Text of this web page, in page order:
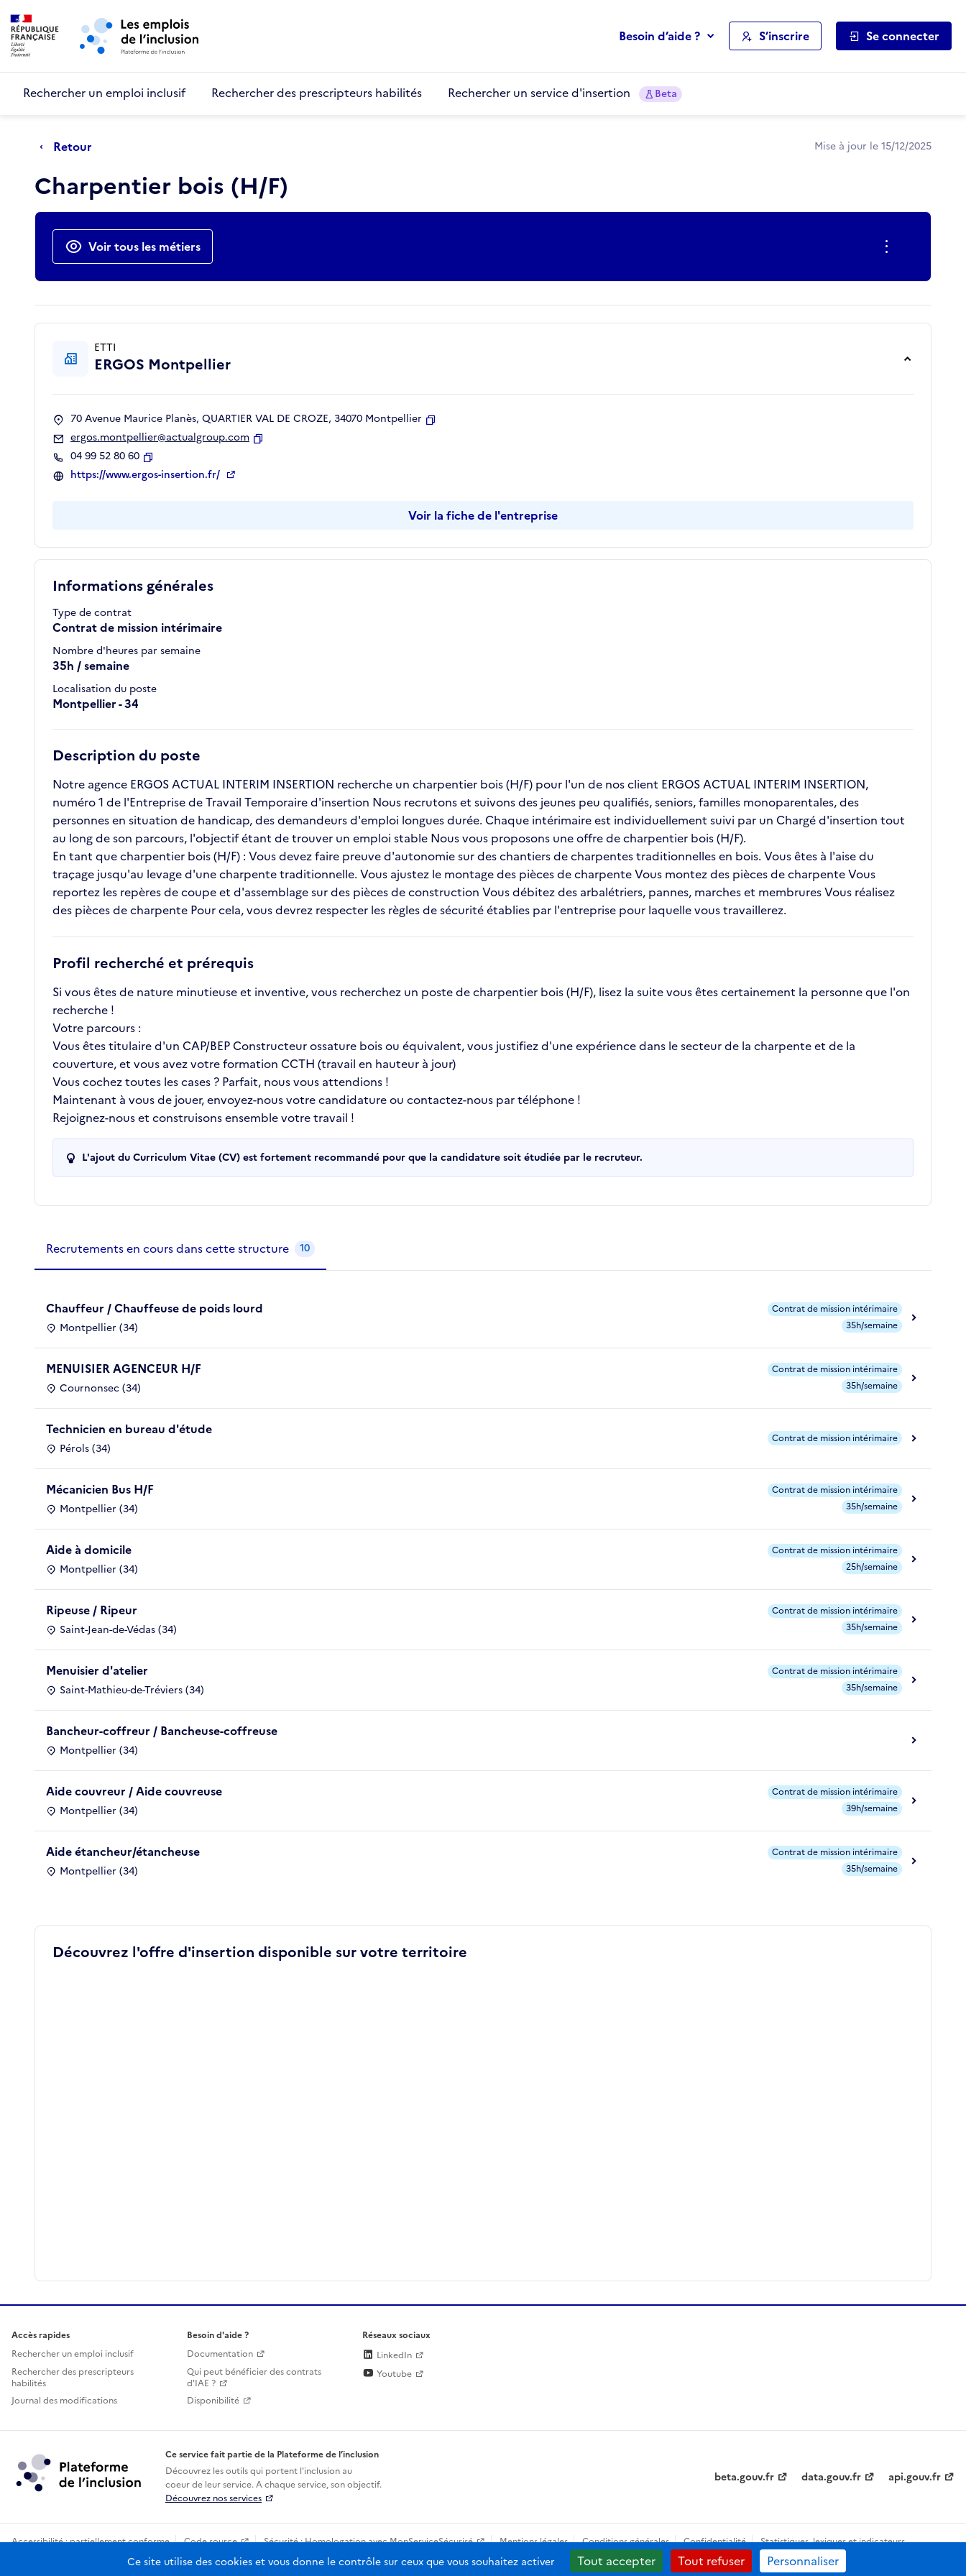
Aller au menu principal
Besoin d’aide ? S’inscrire Se connecter
Rechercher un emploi inclusif Rechercher des prescripteurs habilités Rechercher un service d'insertion Beta
Retour Mise à jour le 15/12/2025
Charpentier bois (H/F)
Actions rapides
Voir tous les métiers
Informations générales
Type de contrat
Contrat de mission intérimaire
Nombre d'heures par semaine
35h / semaine
Localisation du poste
Montpellier - 34
Description du poste
Notre agence ERGOS ACTUAL INTERIM INSERTION recherche un charpentier bois (H/F) pour l'un de nos client ERGOS ACTUAL INTERIM INSERTION,
numéro 1 de l'Entreprise de Travail Temporaire d'insertion Nous recrutons et suivons des jeunes peu qualifiés, seniors, familles monoparentales, des
personnes en situation de handicap, des demandeurs d'emploi longues durée. Chaque intérimaire est individuellement suivi par un Chargé d'insertion tout
au long de son parcours, l'objectif étant de trouver un emploi stable Nous vous proposons une offre de charpentier bois (H/F).
En tant que charpentier bois (H/F) : Vous devez faire preuve d'autonomie sur des chantiers de charpentes traditionnelles en bois. Vous êtes à l'aise du
traçage jusqu'au levage d'une charpente traditionnelle. Vous ajustez le montage des pièces de charpente Vous montez des pièces de charpente Vous
reportez les repères de coupe et d'assemblage sur des pièces de construction Vous débitez des arbalétriers, pannes, marches et membrures Vous réalisez
des pièces de charpente Pour cela, vous devrez respecter les règles de sécurité établies par l'entreprise pour laquelle vous travaillerez.
Profil recherché et prérequis
Si vous êtes de nature minutieuse et inventive, vous recherchez un poste de charpentier bois (H/F), lisez la suite vous êtes certainement la personne que l'on
recherche !
Votre parcours :
Vous êtes titulaire d'un CAP/BEP Constructeur ossature bois ou équivalent, vous justifiez d'une expérience dans le secteur de la charpente et de la
couverture, et vous avez votre formation CCTH (travail en hauteur à jour)
Vous cochez toutes les cases ? Parfait, nous vous attendions !
Maintenant à vous de jouer, envoyez-nous votre candidature ou contactez-nous par téléphone !
Rejoignez-nous et construisons ensemble votre travail !
L'ajout du Curriculum Vitae (CV) est fortement recommandé pour que la candidature soit étudiée par le recruteur.
ETTI
ERGOS Montpellier
70 Avenue Maurice Planès, QUARTIER VAL DE CROZE, 34070 Montpellier
ergos.montpellier@actualgroup.com
04 99 52 80 60
Copier
https://www.ergos-insertion.fr/
Voir la fiche de l'entreprise
Recrutements de la structure
Recrutements en cours dans cette structure 10
Chauffeur / Chauffeuse de poids lourd
Montpellier (34)
Contrat de mission intérimaire
35h/semaine
MENUISIER AGENCEUR H/F
Cournonsec (34)
Contrat de mission intérimaire
35h/semaine
Technicien en bureau d'étude
Pérols (34)
Contrat de mission intérimaire
Mécanicien Bus H/F
Montpellier (34)
Contrat de mission intérimaire
35h/semaine
Aide à domicile
Montpellier (34)
Contrat de mission intérimaire
25h/semaine
Ripeuse / Ripeur
Saint-Jean-de-Védas (34)
Contrat de mission intérimaire
35h/semaine
Menuisier d'atelier
Saint-Mathieu-de-Tréviers (34)
Contrat de mission intérimaire
35h/semaine
Bancheur-coffreur / Bancheuse-coffreuse
Montpellier (34)
Aide couvreur / Aide couvreuse
Montpellier (34)
Contrat de mission intérimaire
39h/semaine
Aide étancheur/étancheuse
Montpellier (34)
Contrat de mission intérimaire
35h/semaine
Découvrez l'offre d'insertion disponible sur votre territoire
Accès rapides
Rechercher un emploi inclusif
Rechercher des prescripteurs
habilités
Journal des modifications
Besoin d'aide ?
Documentation
Qui peut bénéficier des contrats
d'IAE ?
Disponibilité
Réseaux sociaux
LinkedIn
Youtube
Ce service fait partie de la Plateforme de l’inclusion
Découvrez les outils qui portent l'inclusion au
coeur de leur service. A chaque service, son objectif.
Découvrez nos services
beta.gouv.fr data.gouv.fr api.gouv.fr
Accessibilité : partiellement conforme Code source Sécurité : Homologation avec MonServiceSécurisé Mentions légales Conditions générales Confidentialité
Statistiques, lexiques et indicateurs
Sauf mention contraire, tous les contenus de ce site sont sous licenceetalab-2.0
Ce site utilise des cookies et vous donne le contrôle sur ceux que vous souhaitez activer Tout accepter Tout refuser Personnaliser